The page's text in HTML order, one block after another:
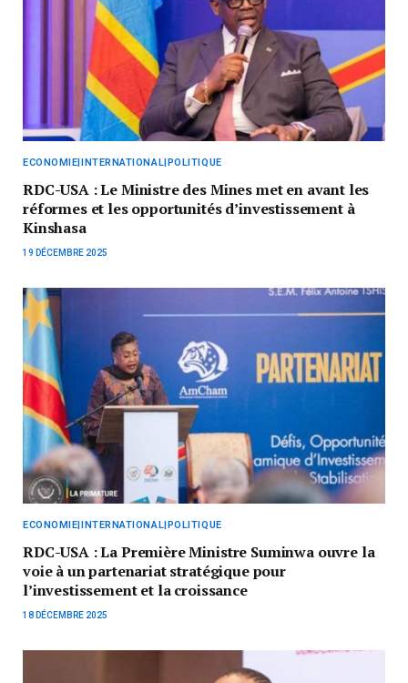
ECONOMIE|INTERNATIONAL|POLITIQUE
RDC-USA : Le Ministre des Mines met en avant les
réformes et les opportunités d’investissement à
Kinshasa
19 DÉCEMBRE 2025
ECONOMIE|INTERNATIONAL|POLITIQUE
RDC-USA : La Première Ministre Suminwa ouvre la
voie à un partenariat stratégique pour
l’investissement et la croissance
18 DÉCEMBRE 2025